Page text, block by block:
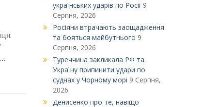
українських ударів по Росії 9
Серпня, 2026
Росіяни втрачають заощадження
та бояться майбутнього 9
Серпня, 2026
Туреччина закликала РФ та
Україну припинити удари по
суднах у Чорному морі 9 Серпня,
2026
Денисенко про те, навіщо